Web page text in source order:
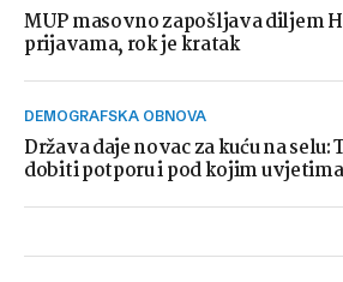
MUP masovno zapošljava diljem
prijavama, rok je kratak
DEMOGRAFSKA OBNOVA
Država daje novac za kuću na selu:
dobiti potporu i pod kojim uvjetima